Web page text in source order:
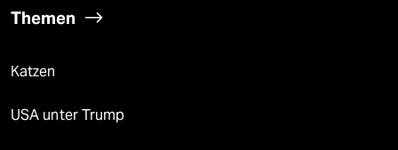
Themen
Katzen
USA unter Trump